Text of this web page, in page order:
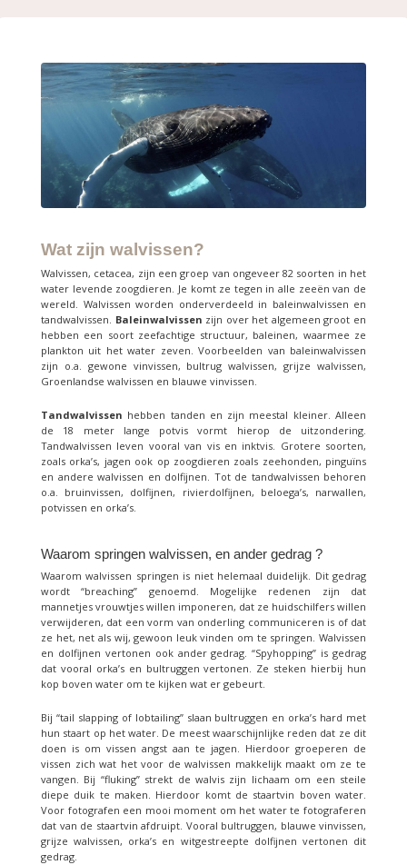
Wat zijn walvissen?
Walvissen, cetacea, zijn een groep van ongeveer 82 soorten in het
water levende zoogdieren. Je komt ze tegen in alle zeeën van de
wereld. Walvissen worden onderverdeeld in baleinwalvissen en
tandwalvissen. Baleinwalvissen zijn over het algemeen groot en
hebben een soort zeefachtige structuur, baleinen, waarmee ze
plankton uit het water zeven. Voorbeelden van baleinwalvissen
zijn o.a. gewone vinvissen, bultrug walvissen, grijze walvissen,
Groenlandse walvissen en blauwe vinvissen.
Tandwalvissen hebben tanden en zijn meestal kleiner. Alleen
de 18 meter lange potvis vormt hierop de uitzondering.
Tandwalvissen leven vooral van vis en inktvis. Grotere soorten,
zoals orka’s, jagen ook op zoogdieren zoals zeehonden, pinguïns
en andere walvissen en dolfijnen. Tot de tandwalvissen behoren
o.a. bruinvissen, dolfijnen, rivierdolfijnen, beloega’s, narwallen,
potvissen en orka’s.
Waarom springen walvissen, en ander gedrag ?
Waarom walvissen springen is niet helemaal duidelijk. Dit gedrag
wordt “breaching” genoemd. Mogelijke redenen zijn dat
mannetjes vrouwtjes willen imponeren, dat ze huidschilfers willen
verwijderen, dat een vorm van onderling communiceren is of dat
ze het, net als wij, gewoon leuk vinden om te springen. Walvissen
en dolfijnen vertonen ook ander gedrag. “Spyhopping” is gedrag
dat vooral orka’s en bultruggen vertonen. Ze steken hierbij hun
kop boven water om te kijken wat er gebeurt.
Bij “tail slapping of lobtailing” slaan bultruggen en orka’s hard met
hun staart op het water. De meest waarschijnlijke reden dat ze dit
doen is om vissen angst aan te jagen. Hierdoor groeperen de
vissen zich wat het voor de walvissen makkelijk maakt om ze te
vangen. Bij “fluking” strekt de walvis zijn lichaam om een steile
diepe duik te maken. Hierdoor komt de staartvin boven water.
Voor fotografen een mooi moment om het water te fotograferen
dat van de staartvin afdruipt. Vooral bultruggen, blauwe vinvissen,
grijze walvissen, orka’s en witgestreepte dolfijnen vertonen dit
gedrag.